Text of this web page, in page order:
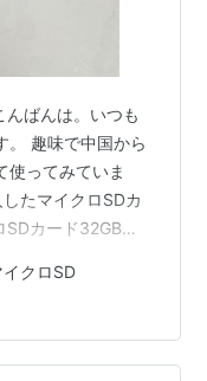
んばんは。いつも
。 趣味で中国から
使ってみていま
たマイクロSDカ
SDカード32GB
カードを紹介し
した
な感じ 使い道は お
イクロSD